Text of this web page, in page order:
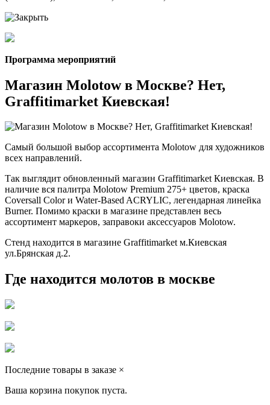
Программа мероприятий
Магазин Molotow в Москве? Нет,
Graffitimarket Киевская!
Самый большой выбор ассортимента Molotow для художников
всех направлений.
Так выглядит обновленный магазин Graffitimarket Киевская. В
наличие вся палитра Molotow Premium 275+ цветов, краска
Coversall Color и Water-Based ACRYLIC, легендарная линейка
Burner. Помимо краски в магазине представлен весь
ассортимент маркеров, заправоки аксессуаров Molotow.
Стенд находится в магазине Graffitimarket м.Киевская
ул.Брянская д.2.
Где находится молотов в москве
Последние товары в заказе ×
Ваша корзина покупок пуста.